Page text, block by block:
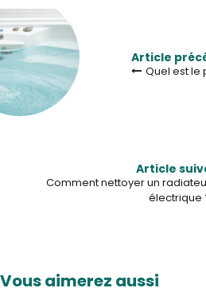
Article
Quel est le
Article
Comment nettoyer un
électrique
Vous aimerez aussi